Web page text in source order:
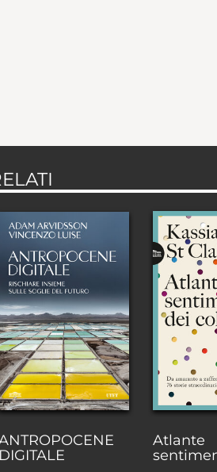
DIGITALE
Atlante